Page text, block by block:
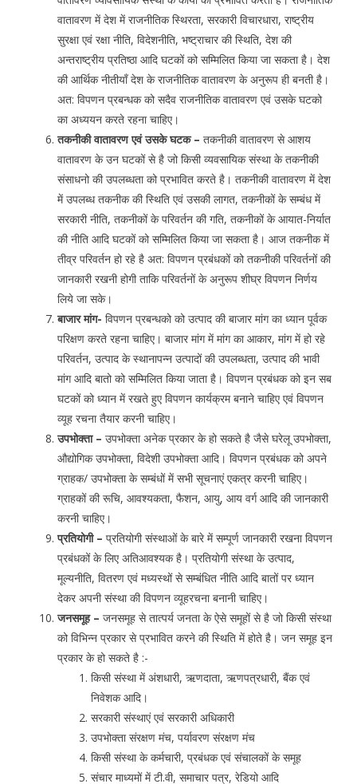
वातावरण में देश में राजनीतिक स्थिरता, सरकारी विचारधारा, राष्ट्रीय
सुरक्षा एवं रक्षा नीति, विदेशनीति, भष्ट्राचार की स्थिति, देश की
अन्तराष्ट्रीय प्रतिष्ठा आदि घटकों को सम्मिलित किया जा सकता है। देश
की आर्थिक नीतीयाँ देश के राजनीतिक वातावरण के अनुरूप ही बनती है।
अत: विपणन प्रबन्धक को सदैव राजनीतिक वातावरण एवं उसके घटको
का अध्ययन करते रहना चाहिए।
तकनीकी वातावरण एवं उसके घटक – तकनीकी वातावरण से आशय
वातावरण के उन घटकों से है जो किसी व्यवसायिक संस्था के तकनीकी
संसाधनो की उपलब्धता को प्रभावित करते है। तकनीकी वातावरण में देश
में उपलब्ध तकनीक की स्थिति एवं उसकी लागत, तकनीकों के सम्बंध में
सरकारी नीति, तकनीकों के परिवर्तन की गति, तकनीकों के आयात-निर्यात
की नीति आदि घटकों को सम्मिलित किया जा सकता है। आज तकनीक में
तीव्र परिवर्तन हो रहे है अत: विपणन प्रबंधकों को तकनीकी परिवर्तनों की
जानकारी रखनी होगी ताकि परिवर्तनों के अनुरूप शीघ्र विपणन निर्णय
लिये जा सके।
बाजार मांग- विपणन प्रबन्धको को उत्पाद की बाजार मांग का ध्यान पूर्वक
परिक्षण करते रहना चाहिए। बाजार मांग में मांग का आकार, मांग में हो रहे
परिवर्तन, उत्पाद के स्थानापन्न उत्पादों की उपलब्धता, उत्पाद की भावी
मांग आदि बातो को सम्मिलित किया जाता है। विपणन प्रबंधक को इन सब
घटकों को ध्यान में रखते हुए विपणन कार्यक्रम बनाने चाहिए एवं विपणन
व्यूह रचना तैयार करनी चाहिए।
उपभोक्ता – उपभोक्ता अनेक प्रकार के हो सकते है जैसे घरेलू उपभोक्ता,
औद्योगिक उपभोक्ता, विदेशी उपभोक्ता आदि। विपणन प्रबंधक को अपने
ग्राहक/ उपभोक्ता के सम्बंधों में सभी सूचनाएं एकत्र करनी चाहिए।
ग्राहकों की रूचि, आवश्यकता, फैशन, आयु, आय वर्ग आदि की जानकारी
करनी चाहिए।
प्रतियोगी – प्रतियोगी संस्थाओं के बारे में सम्पूर्ण जानकारी रखना विपणन
प्रबंधकों के लिए अतिआवश्यक है। प्रतियोगी संस्था के उत्पाद,
मूल्यनीति, वितरण एवं मध्यस्थों से सम्बंधित नीति आदि बातों पर ध्यान
देकर अपनी संस्था की विपणन व्यूहरचना बनानी चाहिए।
जनसमूह – जनसमूह से तात्पर्य जनता के ऐसे समूहों से है जो किसी संस्था
को विभिन्न प्रकार से प्रभावित करने की स्थिति में होते है। जन समूह इन
प्रकार के हो सकते है :-
किसी संस्था में अंशधारी, ऋणदाता, ऋणपत्रधारी, बैंक एवं
निवेशक आदि।
सरकारी संस्थाएं एवं सरकारी अधिकारी
उपभोक्ता संरक्षण मंच, पर्यावरण संरक्षण मंच
किसी संस्था के कर्मचारी, प्रबंधक एवं संचालकों के समूह
संचार माध्यमों में टी.वी, समाचार पत्र, रेडियो आदि